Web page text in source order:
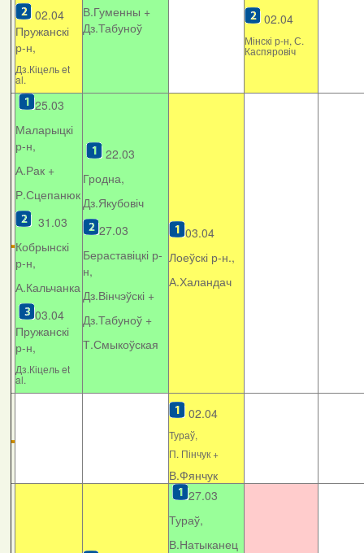
02.04
Пружанскі
р-н,
Дз.Кіцель et
al.
В.Гуменны +
Дз.Табуноў
02.04
Мінскі р-н, С.
Каспяровіч
25.03
Маларыцкі
р-н,
А.Рак +
Р.Сцепанюк
31.03
Кобрынскі
р-н,
А.Кальчанка
03.04
Пружанскі
р-н,
Дз.Кіцель et
al.
22.03
Гродна,
Дз.Якубовіч
27.03
Бераставіцкі р-
н,
Дз.Вінчэўскі +
Дз.Табуноў +
Т.Смыкоўская
03.04
Лоеўскі р-н.,
А.Халандач
02.04
Тураў,
П. Пінчук +
В.Фянчук
27.03
Тураў,
В.Натыканец